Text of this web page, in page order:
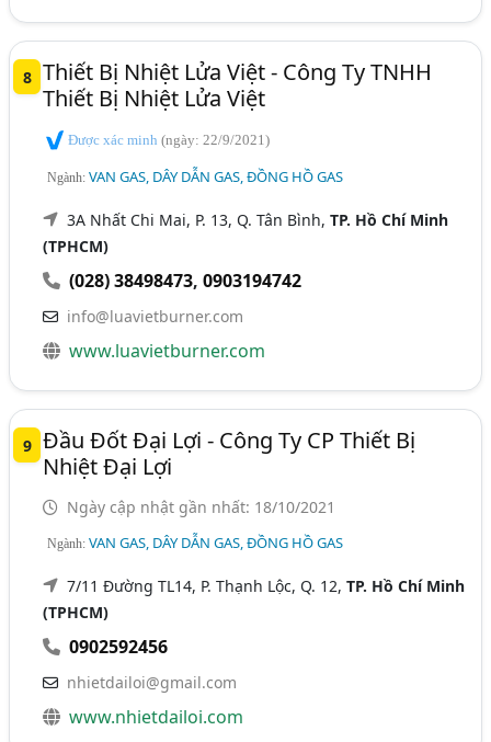
8 Thiết Bị Nhiệt Lửa Việt - Công Ty TNHH
Thiết Bị Nhiệt Lửa Việt
Được xác minh(ngày: 22/9/2021)
Ngành:VAN GAS, DÂY DẪN GAS, ĐỒNG HỒ GAS
3A Nhất Chi Mai, P. 13, Q. Tân Bình,TP. Hồ Chí Minh
(TPHCM)
(028) 38498473,0903194742
info@luavietburner.com
www.luavietburner.com
9 Đầu Đốt Đại Lợi - Công Ty CP Thiết Bị
Nhiệt Đại Lợi
Ngày cập nhật gần nhất: 18/10/2021
Ngành:VAN GAS, DÂY DẪN GAS, ĐỒNG HỒ GAS
7/11 Đường TL14, P. Thạnh Lộc, Q. 12,TP. Hồ Chí Minh
(TPHCM)
0902592456
nhietdailoi@gmail.com
www.nhietdailoi.com